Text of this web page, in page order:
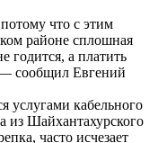
что с этим
районе сплошная
годится, а платить
— сообщил Евгений
услугами кабельного
Шайхантахурского
часто исчезает